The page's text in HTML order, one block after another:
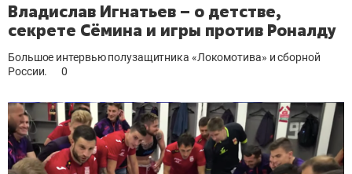
Владислав Игнатьев – о детстве,
секрете Сёмина и игры против Роналду
Большое интервью полузащитника «Локомотива» и сборной
России.
0